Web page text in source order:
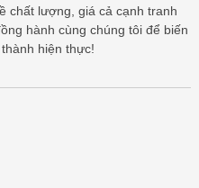
chất lượng, giá cả cạnh tranh
hành cùng chúng tôi để biến
hiện thực!